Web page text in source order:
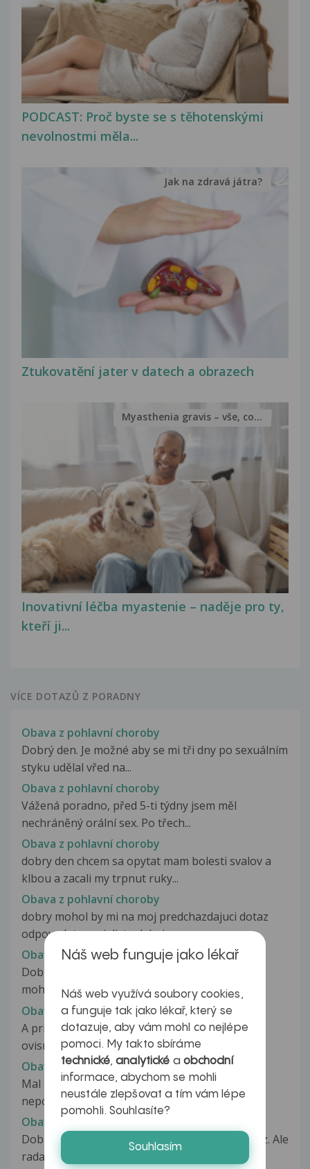
PODCAST: Proč byste se s těhotenskými
nevolnostmi měla...
Ztukovatění jater v datech a obrazech
Jak na zdravá játra?
Inovativní léčba myastenie – naděje pro ty,
kteří ji...
Myasthenia gravis – vše, co...
VÍCE DOTAZŮ Z PORADNY
Obava z pohlavní choroby
Dobrý den. Je možné aby se mi tři dny po sexuálním
styku udělal vřed na...
Obava z pohlavní choroby
Vážená poradno, před 5-ti týdny jsem měl
nechráněný orální sex. Po třech...
Obava z pohlavní choroby
dobry den chcem sa opytat mam bolesti svalov a
klbou a zacali my trpnut ruky...
Obava z pohlavní choroby
dobry mohol by mi na moj predchazdajuci dotaz
odpovedat specialista dakujem...
Obava z pohlavní choroby
Dobry den prepacte ze vas tolko otravujem ale
mohli by ste my odpovedat ci mozem...
Obava z pohlavní choroby
A priznaky som mal caste mocenie a trochu
ovisnutejsu kozu miesku slabsie bolesti...
Obava z pohlavní choroby
Mal som oralny styk zena mne bol som opyti a
nepoznam hej zdravotny stav mal...
Obava z pohlavní choroby
Dobrý den, mám na Vás poněkud zvláštní dotaz. Ale
rada bych věděla, jestli...
Náš web funguje jako lékař
Náš web využívá soubory cookies,
a funguje tak jako lékař, který se
dotazuje, aby vám mohl co nejlépe
pomoci. My takto sbíráme
technické,analytické a obchodní
informace, abychom se mohli
neustále zlepšovat a tím vám lépe
pomohli. Souhlasíte?
Souhlasím